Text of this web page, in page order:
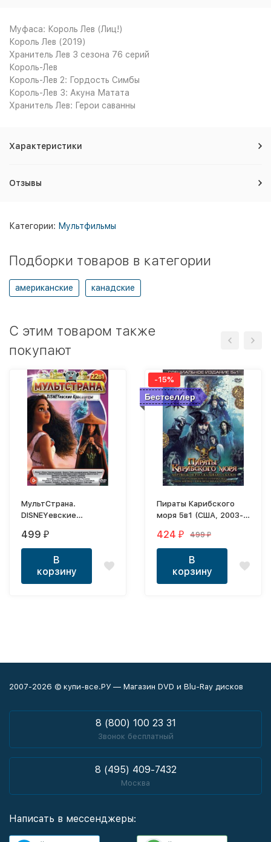
Муфаса: Король Лев (Лиц!)
Король Лев (2019)
Хранитель Лев 3 сезона 76 серий
Король-Лев
Король-Лев 2: Гордость Симбы
Король-Лев 3: Акуна Матата
Хранитель Лев: Герои саванны
Характеристики
Отзывы
Категории: Мультфильмы
Подборки товаров в категории
американские канадские
C этим товаром также
покупают
МультСтрана.
DISNEYевские
499 ₽
В
корзину
Бестселлер
-15%
Пираты Карибского
моря 5в1 (США, 2003-
профессиональный
(дублированный)
424 ₽ 499₽
В
корзину
2007-2026 © купи-все.РУ — Магазин DVD и Blu-Ray дисков
8 (800) 100 23 31
Звонок бесплатный
8 (495) 409-7432
Москва
Написать в мессенджеры: